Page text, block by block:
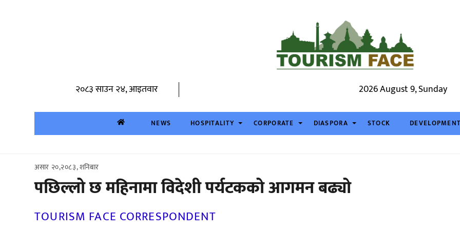
२०८३ साउन २४, आइतवार 2026 August 9, Sunday
NEWS HOSPITALITY CORPORATE DIASPORA STOCK DEVELOPMENT
असार २०,२०८३, शनिबार
पछिल्लो छ महिनामा विदेशी पर्यटकको आगमन बढ्यो
TOURISM FACE CORRESPONDENT